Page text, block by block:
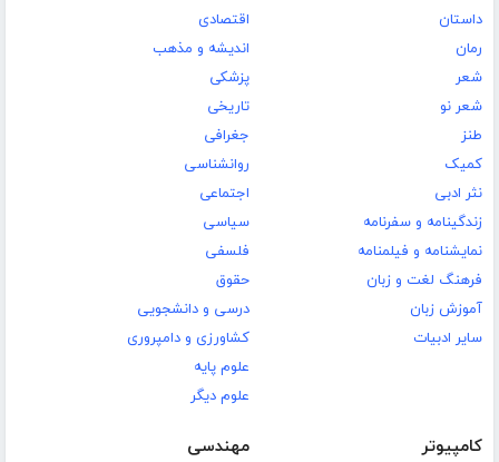
داستان
رمان
شعر
شعر نو
طنز
کمیک
نثر ادبی
زندگینامه و سفرنامه
نمایشنامه و فیلمنامه
فرهنگ لغت و زبان
آموزش زبان
سایر ادبیات
اقتصادی
اندیشه و مذهب
پزشکی
تاریخی
جغرافی
روانشناسی
اجتماعی
سیاسی
فلسفی
حقوق
درسی و دانشجویی
کشاورزی و دامپروری
علوم پایه
علوم دیگر
کامپیوتر مهندسی